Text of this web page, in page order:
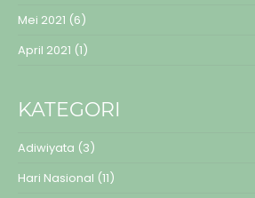
Mei 2021 (6)
April 2021 (1)
KATEGORI
Adiwiyata (3)
Hari Nasional (11)